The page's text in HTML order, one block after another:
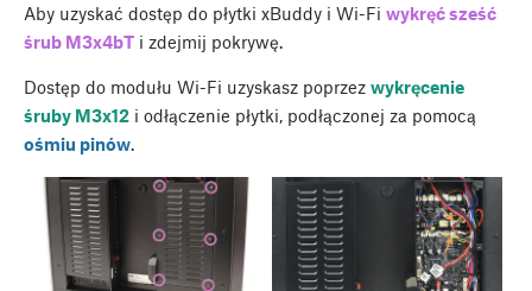
Aby uzyskać dostęp do płytki xBuddy i Wi-Fi wykręć sześć
śrub M3x4bT i zdejmij pokrywę.
Dostęp do modułu Wi-Fi uzyskasz poprzez wykręcenie
śruby M3x12 i odłączenie płytki, podłączonej za pomocą
ośmiu pinów.